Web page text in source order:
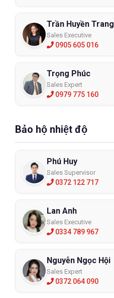
Trần Huyền Trang
Sales Executive
0905 605 016
Trọng Phúc
Sales Expert
0979 775 160
Bảo hộ nhiệt độ
Phú Huy
Sales Supervisor
0372 122 717
Lan Anh
Sales Executive
0334 789 967
Nguyễn Ngọc Hội
Sales Expert
0372 064 090